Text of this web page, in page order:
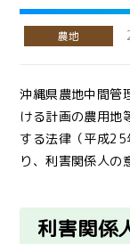
農地
沖縄県農地中間管
ける計画の農用地
する法律（平成
り、利害関係人の
利害関係